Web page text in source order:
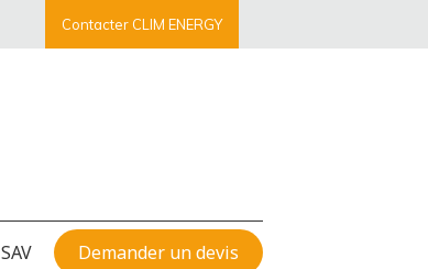
Contacter CLIM ENERGY
SAV Demander un devis